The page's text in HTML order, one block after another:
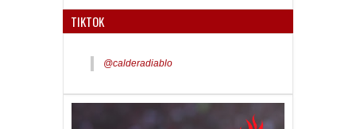
TIKTOK
@calderadiablo